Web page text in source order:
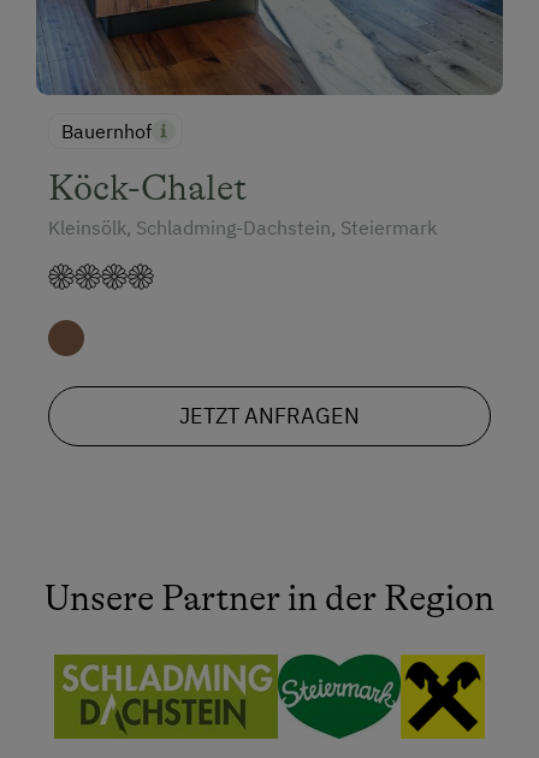
Bauernhof
Köck-Chalet
Kleinsölk, Schladming-Dachstein, Steiermark
JETZT ANFRAGEN
Unsere Partner in der Region